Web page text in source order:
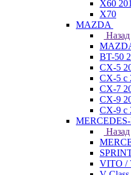
X60
X70
MAZDA
Назад
BT-50
CX-5
CX-5 с
CX-7
CX-9
CX-9 с
Назад
VITO /